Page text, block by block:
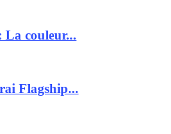
La couleur...
Flagship...